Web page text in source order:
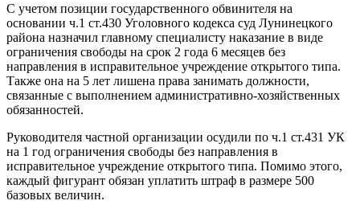
С учетом позиции государственного обвинителя на
основании ч.1 ст.430 Уголовного кодекса суд Лунинецкого
района назначил главному специалисту наказание в виде
ограничения свободы на срок 2 года 6 месяцев без
направления в исправительное учреждение открытого типа.
Также она на 5 лет лишена права занимать должности,
связанные с выполнением административно-хозяйственных
обязанностей.
Руководителя частной организации осудили по ч.1 ст.431 УК
на 1 год ограничения свободы без направления в
исправительное учреждение открытого типа. Помимо этого,
каждый фигурант обязан уплатить штраф в размере 500
базовых величин.